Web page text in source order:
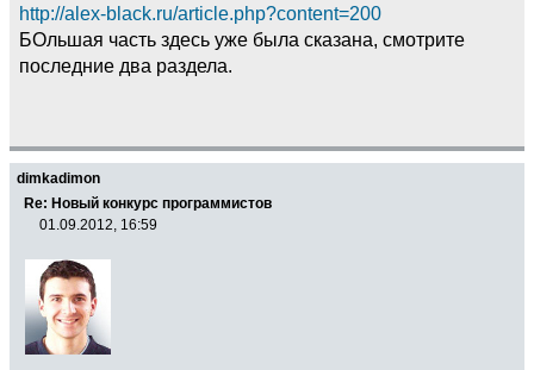
http://alex-black.ru/article.php?content=200
БОльшая часть здесь уже была сказана, смотрите
последние два раздела.
dimkadimon
Re: Новый конкурс программистов
01.09.2012, 16:59